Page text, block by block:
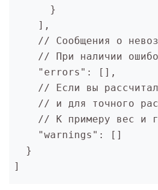
      }
    ],
// Сообщения о
// При наличии
    "errors": [],
// Если вы
// и для точного
// К примеру вес и
    "warnings": []
  }
]